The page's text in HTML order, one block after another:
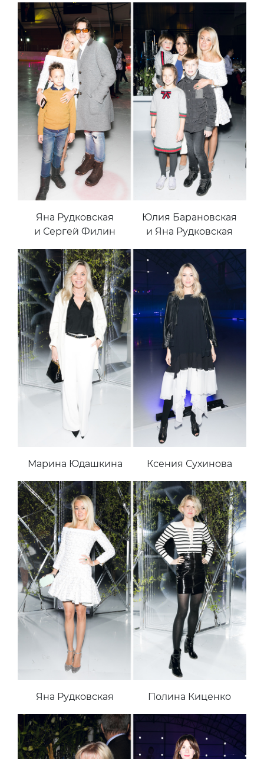
Яна Рудковская
и Сергей Филин
Юлия Барановская
и Яна Рудковская
Марина Юдашкина Ксения Сухинова
Яна Рудковская Полина Киценко